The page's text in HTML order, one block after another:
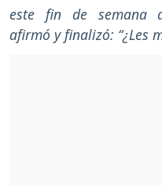
este fin de semana
afirmó y finalizó: “¿Les